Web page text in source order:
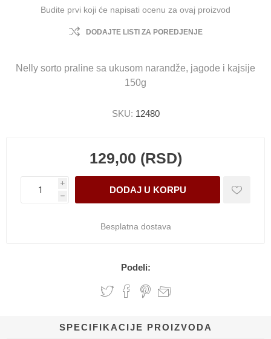
Budite prvi koji će napisati ocenu za ovaj proizvod
DODAJTE LISTI ZA POREDJENJE
Nelly sorto praline sa ukusom narandže, jagode i kajsije
150g
SKU: 12480
129,00 (RSD)
i
h
Besplatna dostava
Podeli:
SPECIFIKACIJE PROIZVODA